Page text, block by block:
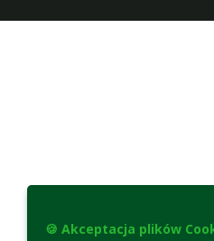
🍪 Akceptacja plików